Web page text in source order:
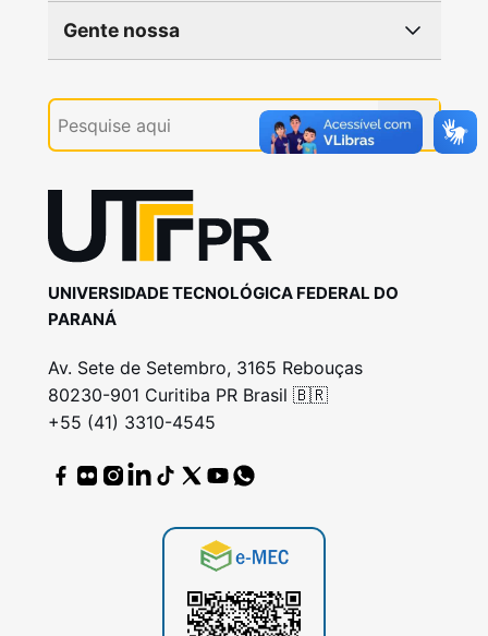
Gente nossa
UNIVERSIDADE TECNOLÓGICA FEDERAL DO
PARANÁ
Av. Sete de Setembro, 3165 Rebouças
80230-901 Curitiba PR Brasil 🇧🇷
+55 (41) 3310-4545